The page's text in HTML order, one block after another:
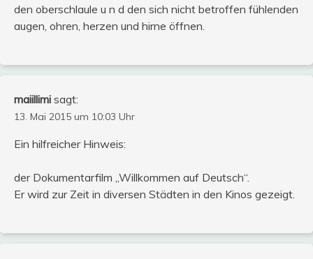
den oberschlaule u n d den sich nicht betroffen fühlenden
augen, ohren, herzen und hirne öffnen.
maiillimi sagt:
13. Mai 2015 um 10:03 Uhr
Ein hilfreicher Hinweis:
der Dokumentarfilm „Willkommen auf Deutsch“.
Er wird zur Zeit in diversen Städten in den Kinos gezeigt.